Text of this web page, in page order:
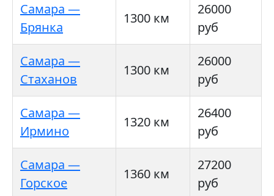
Самара —
Брянка
1300 км
26000
руб
Самара —
Стаханов
1300 км
26000
руб
Самара —
Ирмино
1320 км
26400
руб
Самара —
Горское
1360 км
27200
руб